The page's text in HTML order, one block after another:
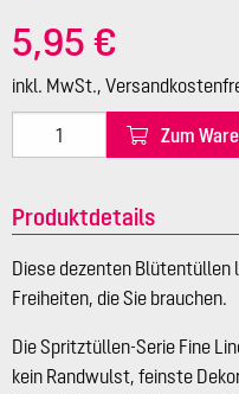
5,95 €
inkl. MwSt.,
Zum
Produktdetails
Diese dezenten Blütentüllen
Freiheiten, die Sie brauchen.
Die Spritztüllen-Serie Fine
kein Randwulst, feinste